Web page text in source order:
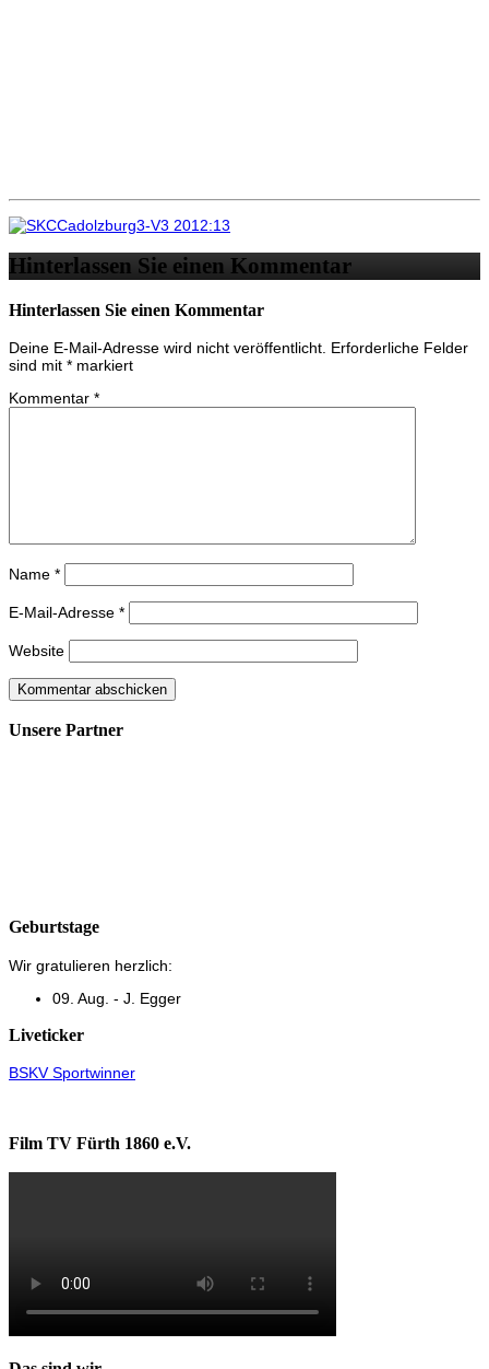
Hinterlassen Sie einen Kommentar
Hinterlassen Sie einen Kommentar
Deine E-Mail-Adresse wird nicht veröffentlicht. Erforderliche Felder
sind mit * markiert
Kommentar *
Name *
E-Mail-Adresse *
Website
Unsere Partner
Geburtstage
Wir gratulieren herzlich:
09. Aug. - J. Egger
Liveticker
BSKV Sportwinner
Film TV Fürth 1860 e.V.